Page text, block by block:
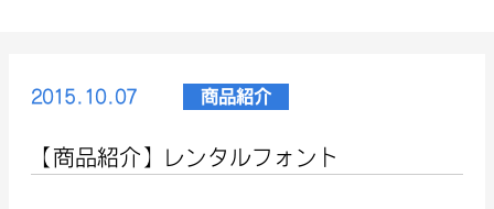
2015.10.07 商品紹介
【商品紹介】レンタルフォント